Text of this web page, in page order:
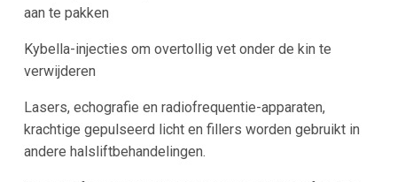
aan te pakken
Kybella-injecties om overtollig vet onder de kin te
verwijderen
Lasers, echografie en radiofrequentie-apparaten,
krachtige gepulseerd licht en fillers worden gebruikt in
andere halsliftbehandelingen.